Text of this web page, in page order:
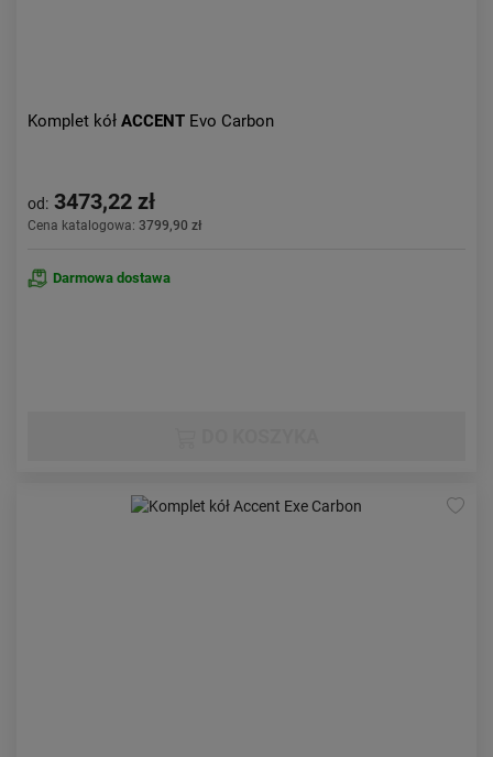
Komplet kół ACCENT Evo Carbon
od: 3473,22 zł
Cena katalogowa: 3799,90 zł
Darmowa dostawa